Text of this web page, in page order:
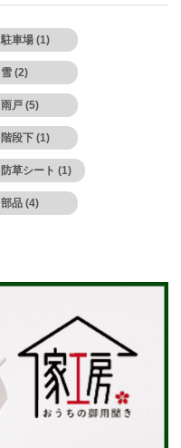
駐車場 (1)
雪 (2)
雨戸 (5)
階段下 (1)
防草シート (1)
部品 (4)